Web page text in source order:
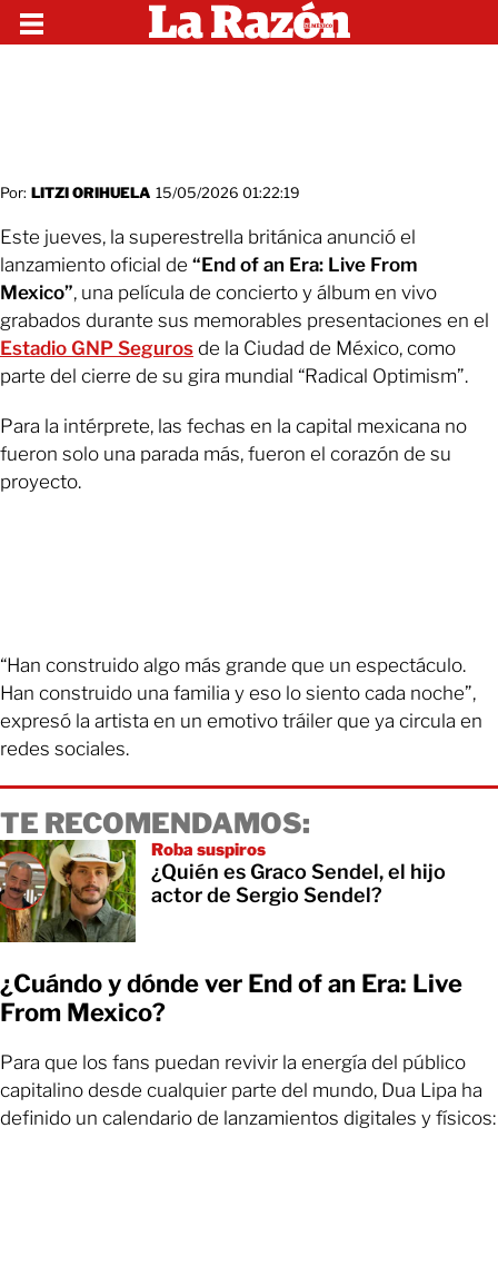
Por: LITZI ORIHUELA 15/05/2026 01:22:19
Este jueves, la superestrella británica anunció el
lanzamiento oficial de “End of an Era: Live From
Mexico”, una película de concierto y álbum en vivo
grabados durante sus memorables presentaciones en el
Estadio GNP Seguros de la Ciudad de México, como
parte del cierre de su gira mundial “Radical Optimism”.
Para la intérprete, las fechas en la capital mexicana no
fueron solo una parada más, fueron el corazón de su
proyecto.
“Han construido algo más grande que un espectáculo.
Han construido una familia y eso lo siento cada noche”,
expresó la artista en un emotivo tráiler que ya circula en
redes sociales.
TE RECOMENDAMOS:
Roba suspiros
¿Quién es Graco Sendel, el hijo
actor de Sergio Sendel?
¿Cuándo y dónde ver End of an Era: Live
From Mexico?
Para que los fans puedan revivir la energía del público
capitalino desde cualquier parte del mundo, Dua Lipa ha
definido un calendario de lanzamientos digitales y físicos: